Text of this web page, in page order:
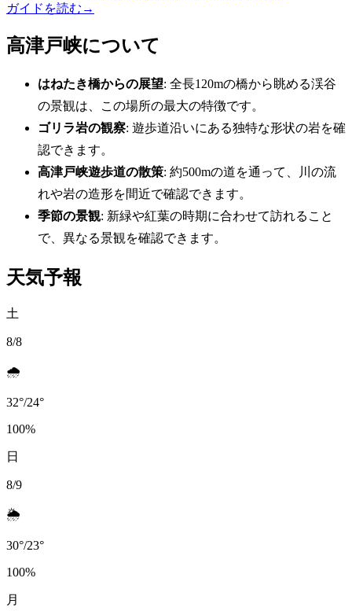
ガイドを読む →
高津戸峡について
はねたき橋からの展望: 全長120mの橋から眺める渓谷
の景観は、この場所の最大の特徴です。
ゴリラ岩の観察: 遊歩道沿いにある独特な形状の岩を確
認できます。
高津戸峡遊歩道の散策: 約500mの道を通って、川の流
れや岩の造形を間近で確認できます。
季節の景観: 新緑や紅葉の時期に合わせて訪れること
で、異なる景観を確認できます。
天気予報
土
8/8
🌧️
32°/24°
100%
日
8/9
🌦️
30°/23°
100%
月